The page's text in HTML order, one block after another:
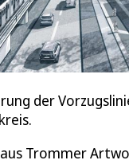
der
Trommer